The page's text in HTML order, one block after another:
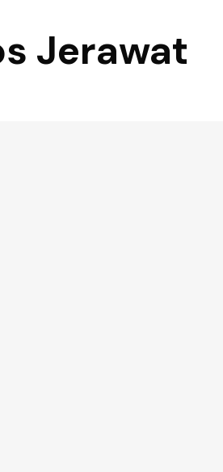
Jerawat